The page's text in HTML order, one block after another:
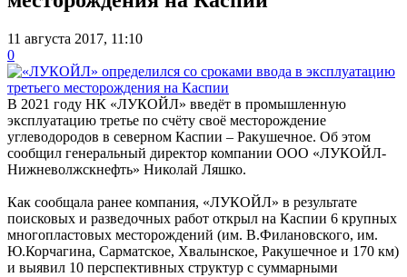
11 августа 2017, 11:10
0
В 2021 году НК «ЛУКОЙЛ» введёт в промышленную
эксплуатацию третье по счёту своё месторождение
углеводородов в северном Каспии – Ракушечное. Об этом
сообщил генеральный директор компании ООО «ЛУКОЙЛ-
Нижневолжскнефть» Николай Ляшко.
Как сообщала ранее компания, «ЛУКОЙЛ» в результате
поисковых и разведочных работ открыл на Каспии 6 крупных
многопластовых месторождений (им. В.Филановского, им.
Ю.Корчагина, Сарматское, Хвалынское, Ракушечное и 170 км)
и выявил 10 перспективных структур с суммарными